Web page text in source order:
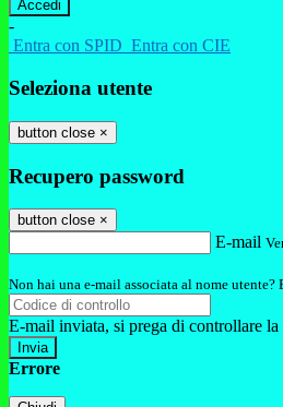
-
Entra con SPID Entra con CIE
Seleziona utente
button close ×
Recupero password
button close ×
E-mail
Non hai una e-mail associata al nome
E-mail inviata, si prega di controllare la
Errore